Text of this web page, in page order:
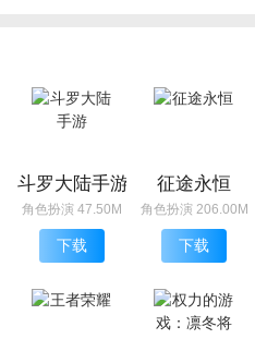
斗罗大陆手游
角色扮演 47.50M
下载
征途永恒
角色扮演 206.00M
下载